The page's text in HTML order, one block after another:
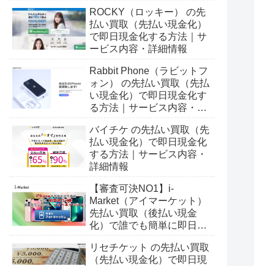
ROCKY（ロッキー） の先
払い買取（先払い現金化）
で即日現金化する方法｜サ
ービス内容・詳細情報
Rabbit Phone（ラビットフ
ォン） の先払い買取（先払
い現金化）で即日現金化す
る方法｜サービス内容・詳
バイチケ の先払い買取（先
払い現金化）で即日現金化
する方法｜サービス内容・
詳細情報
【審査可決NO1】i-
Market（アイマーケット）
先払い買取（後払い現金
化）で誰でも簡単に即日現
とサービス詳細情報
リセチケット の先払い買取
（先払い現金化）で即日現